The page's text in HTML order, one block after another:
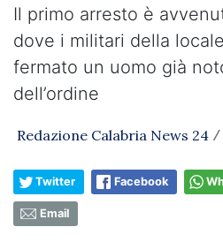
Il primo arresto è
dove i militari della
fermato un uomo già
dell’ordine
Redazione Calabria News 24 /
Twitter Facebook
Email